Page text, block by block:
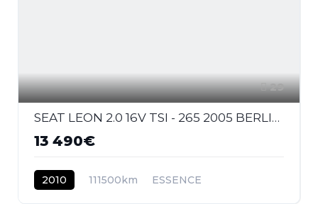
29
SEAT LEON 2.0 16V TSI - 265 2005 BERLINE Cupra R PHASE 2
13 490€
2010 111500km ESSENCE